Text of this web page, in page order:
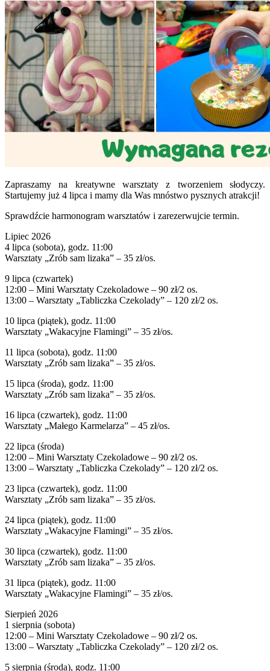
Zapraszamy na kreatywne warsztaty z tworzeniem słodyczy.
Startujemy już 4 lipca i mamy dla Was mnóstwo pysznych atrakcji!
Sprawdźcie harmonogram warsztatów i zarezerwujcie termin.
Lipiec 2026
4 lipca (sobota), godz. 11:00
Warsztaty „Zrób sam lizaka” – 35 zł/os.
9 lipca (czwartek)
12:00 – Mini Warsztaty Czekoladowe – 90 zł/2 os.
13:00 – Warsztaty „Tabliczka Czekolady” – 120 zł/2 os.
10 lipca (piątek), godz. 11:00
Warsztaty „Wakacyjne Flamingi” – 35 zł/os.
11 lipca (sobota), godz. 11:00
Warsztaty „Zrób sam lizaka” – 35 zł/os.
15 lipca (środa), godz. 11:00
Warsztaty „Zrób sam lizaka” – 35 zł/os.
16 lipca (czwartek), godz. 11:00
Warsztaty „Małego Karmelarza” – 45 zł/os.
22 lipca (środa)
12:00 – Mini Warsztaty Czekoladowe – 90 zł/2 os.
13:00 – Warsztaty „Tabliczka Czekolady” – 120 zł/2 os.
23 lipca (czwartek), godz. 11:00
Warsztaty „Zrób sam lizaka” – 35 zł/os.
24 lipca (piątek), godz. 11:00
Warsztaty „Wakacyjne Flamingi” – 35 zł/os.
30 lipca (czwartek), godz. 11:00
Warsztaty „Zrób sam lizaka” – 35 zł/os.
31 lipca (piątek), godz. 11:00
Warsztaty „Wakacyjne Flamingi” – 35 zł/os.
Sierpień 2026
1 sierpnia (sobota)
12:00 – Mini Warsztaty Czekoladowe – 90 zł/2 os.
13:00 – Warsztaty „Tabliczka Czekolady” – 120 zł/2 os.
5 sierpnia (środa), godz. 11:00